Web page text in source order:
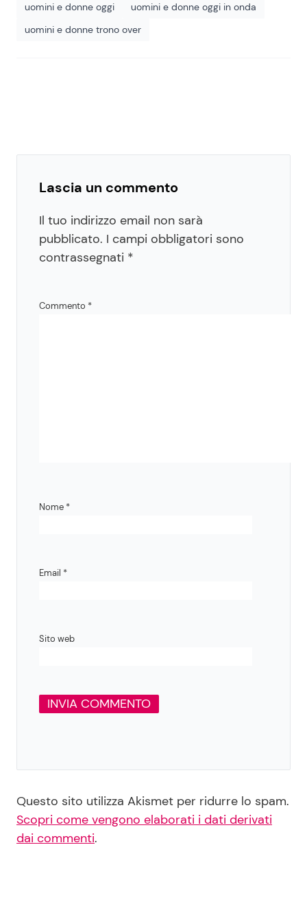
uomini e donne oggi
uomini e donne oggi in onda
uomini e donne trono over
Lascia un commento
Il tuo indirizzo email non sarà
pubblicato. I campi obbligatori sono
contrassegnati *
Commento *
Nome *
Email *
Sito web
Questo sito utilizza Akismet per ridurre lo spam.
Scopri come vengono elaborati i dati derivati
dai commenti.